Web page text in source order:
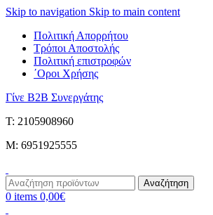
Skip to navigation Skip to main content
Πολιτική Απορρήτου
Τρόποι Αποστολής
Πολιτική επιστροφών
΄Οροι Χρήσης
Γίνε B2B Συνεργάτης
Τ: 2105908960
M: 6951925555
Αναζήτηση
0 items 0,00€